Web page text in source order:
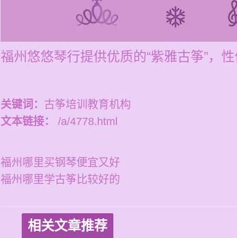
福州悠悠琴行提供优质的“紫雅古筝”，
关键词： 古筝培训教育机构
文本链接：
/a/4778.html
福州哪里买钢琴便宜又好
福州哪里学古筝比较好的
相关文章推荐